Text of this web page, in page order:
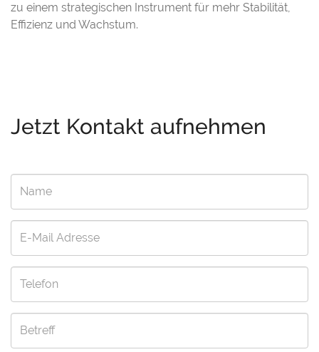
zu einem strategischen Instrument für mehr Stabilität,
Effizienz und Wachstum.
Jetzt Kontakt aufnehmen